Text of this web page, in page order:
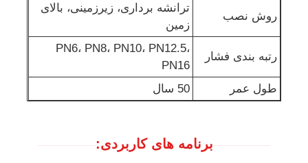
روش نصب
ترانشه برداری، زیرزمینی، بالای
زمین
رتبه بندی فشار
PN6، PN8، PN10، PN12.5،
PN16
طول عمر
50 سال
برنامه های کاربردی: